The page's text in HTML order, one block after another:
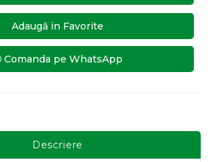
Adaugă in Favorite
Comanda pe WhatsApp
Descriere